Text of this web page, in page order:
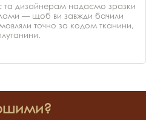
дизайнерам надаємо зразки
— щоб ви завжди бачили
точно за кодом тканини,